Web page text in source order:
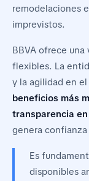
remodelaciones
imprevistos.
BBVA ofrece
flexibles. La
y la agilidad en
beneficios más
transparencia
genera
Es
disponibles